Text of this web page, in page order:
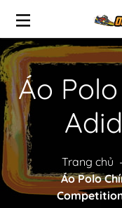
Áo
'Navy
Trang chủ
Áo Polo